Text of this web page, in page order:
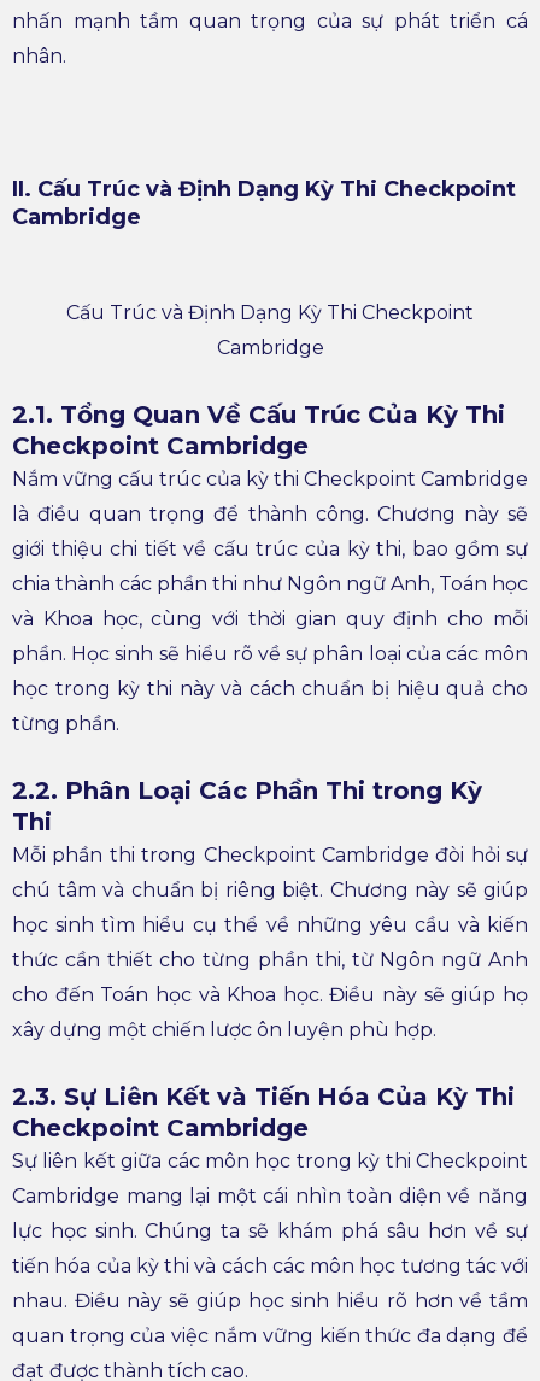
nhấn mạnh tầm quan trọng của sự phát triển cá
nhân.
II. Cấu Trúc và Định Dạng Kỳ Thi Checkpoint
Cambridge
Cấu Trúc và Định Dạng Kỳ Thi Checkpoint
Cambridge
2.1. Tổng Quan Về Cấu Trúc Của Kỳ Thi
Checkpoint Cambridge
Nắm vững cấu trúc của kỳ thi Checkpoint Cambridge
là điều quan trọng để thành công. Chương này sẽ
giới thiệu chi tiết về cấu trúc của kỳ thi, bao gồm sự
chia thành các phần thi như Ngôn ngữ Anh, Toán học
và Khoa học, cùng với thời gian quy định cho mỗi
phần. Học sinh sẽ hiểu rõ về sự phân loại của các môn
học trong kỳ thi này và cách chuẩn bị hiệu quả cho
từng phần.
2.2. Phân Loại Các Phần Thi trong Kỳ
Thi
Mỗi phần thi trong Checkpoint Cambridge đòi hỏi sự
chú tâm và chuẩn bị riêng biệt. Chương này sẽ giúp
học sinh tìm hiểu cụ thể về những yêu cầu và kiến
thức cần thiết cho từng phần thi, từ Ngôn ngữ Anh
cho đến Toán học và Khoa học. Điều này sẽ giúp họ
xây dựng một chiến lược ôn luyện phù hợp.
2.3. Sự Liên Kết và Tiến Hóa Của Kỳ Thi
Checkpoint Cambridge
Sự liên kết giữa các môn học trong kỳ thi Checkpoint
Cambridge mang lại một cái nhìn toàn diện về năng
lực học sinh. Chúng ta sẽ khám phá sâu hơn về sự
tiến hóa của kỳ thi và cách các môn học tương tác với
nhau. Điều này sẽ giúp học sinh hiểu rõ hơn về tầm
quan trọng của việc nắm vững kiến thức đa dạng để
đạt được thành tích cao.